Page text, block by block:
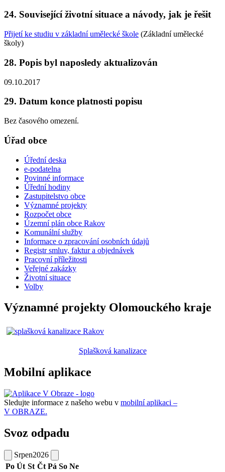
24. Související životní situace a návody, jak je řešit
Přijetí ke studiu v základní umělecké škole (Základní umělecké
školy)
28. Popis byl naposledy aktualizován
09.10.2017
29. Datum konce platnosti popisu
Bez časového omezení.
Úřad obce
Úřední deska
e-podatelna
Povinné informace
Úřední hodiny
Zastupitelstvo obce
Významné projekty
Rozpočet obce
Územní plán obce Rakov
Komunální služby
Informace o zpracování osobních údajů
Registr smluv, faktur a objednávek
Pracovní příležitosti
Veřejné zakázky
Životní situace
Volby
Významné projekty Olomouckého kraje
Splašková kanalizace
Mobilní aplikace
Sledujte informace z našeho webu v mobilní aplikaci –
V OBRAZE.
Svoz odpadu
Srpen2026
Po Út St Čt Pá So Ne